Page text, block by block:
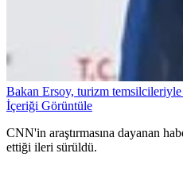
Bakan Ersoy, turizm
İçeriği Görüntüle
CNN'in araştırmasına dayanan
ettiği ileri sürüldü.